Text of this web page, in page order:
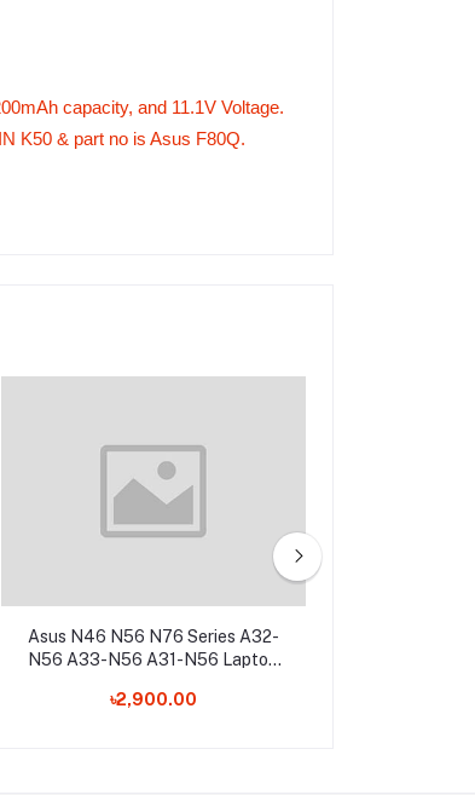
capacity, and 11.1V Voltage.
K50 & part no is Asus F80Q.
Asus N46 N56 N76 Series A32-
N56 A33-N56 A31-N56 Laptop
৳2,900.00